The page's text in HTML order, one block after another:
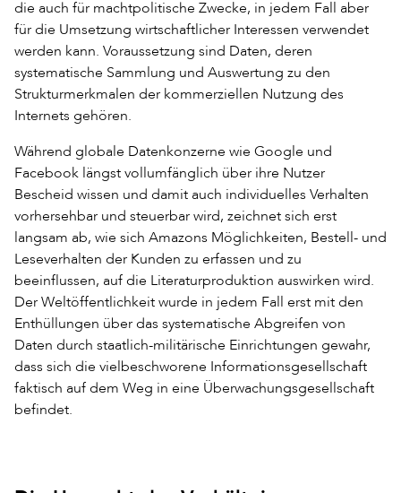
die auch für machtpolitische Zwecke, in jedem Fall aber
für die Umsetzung wirtschaftlicher Interessen verwendet
werden kann. Voraussetzung sind Daten, deren
systematische Sammlung und Auswertung zu den
Strukturmerkmalen der kommerziellen Nutzung des
Internets gehören.
Während globale Datenkonzerne wie Google und
Facebook längst vollumfänglich über ihre Nutzer
Bescheid wissen und damit auch individuelles Verhalten
vorhersehbar und steuerbar wird, zeichnet sich erst
langsam ab, wie sich Amazons Möglichkeiten, Bestell- und
Leseverhalten der Kunden zu erfassen und zu
beeinflussen, auf die Literaturproduktion auswirken wird.
Der Weltöffentlichkeit wurde in jedem Fall erst mit den
Enthüllungen über das systematische Abgreifen von
Daten durch staatlich-militärische Einrichtungen gewahr,
dass sich die vielbeschworene Informationsgesellschaft
faktisch auf dem Weg in eine Überwachungsgesellschaft
befindet.